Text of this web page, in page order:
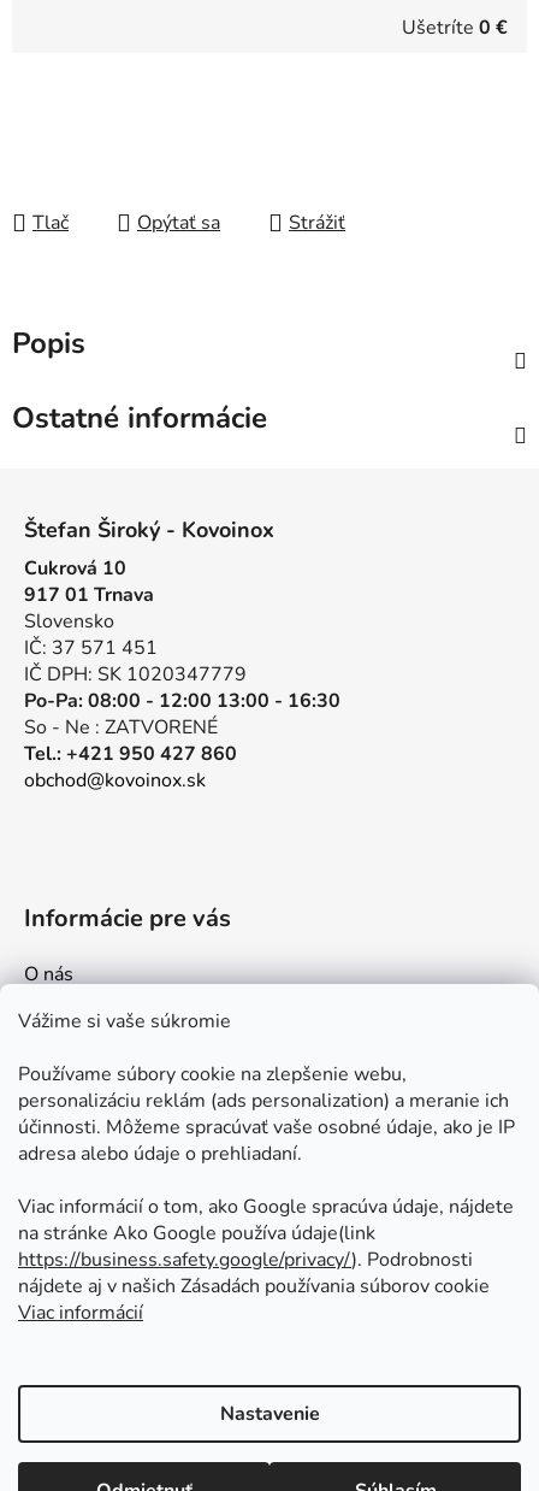
Vážime si vaše súkromie
Používame súbory cookie na zlepšenie webu,
personalizáciu reklám (ads personalization) a meranie ich
účinnosti. Môžeme spracúvať vaše osobné údaje, ako je IP
adresa alebo údaje o prehliadaní.
Viac informácií o tom, ako Google spracúva údaje, nájdete
na stránke Ako Google používa údaje(link
https://business.safety.google/privacy/⁩). Podrobnosti
nájdete aj v našich Zásadách používania súborov cookie
Viac informácií
Nastavenie
Vážení zákazníci naša predajňa bude od 30.7 do 3.8 ZATVORENÁ z
Ušetríte 0 €
Tlač Opýtať sa Strážiť
Popis
Ostatné informácie
Štefan Široký - Kovoinox
Cukrová 10
917 01 Trnava
Slovensko
IČ: 37 571 451
IČ DPH: SK 1020347779
Po-Pa: 08:00 - 12:00 13:00 - 16:30
So - Ne : ZATVORENÉ
Tel.: +421 950 427 860
obchod@kovoinox.sk
Informácie pre vás
O nás
Kontakt
Ako nakupovať
Obchodné podmienky
Ochrana osobných údajov
Odstúpenie od zmluvy
Prijímame online platby
Vytvoril Shoptet
Copyright 2026Kovoinoxshop.sk - všetko pre